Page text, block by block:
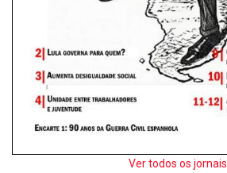
Ver todos os jornais